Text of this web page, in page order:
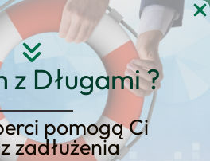
z Długami ?
pomogą Ci
zadłużenia